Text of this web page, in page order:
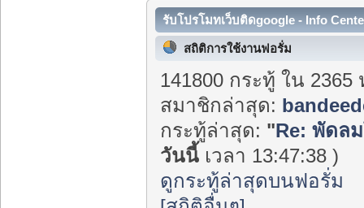
รับโปรโมทเว็บติดgoogle - Info
สถิติการใช้งานฟอรั่ม
141800 กระทู้ ใน
สมาชิกล่าสุด:
กระทู้ล่าสุด: "Re: พัดล
วันนี้ เวลา 13:47:38 )
ดูกระทู้ล่าสุดบนฟอรั่ม